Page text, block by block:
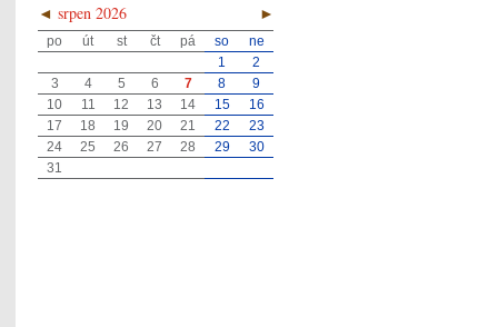
◄ ►
srpen 2026
po út st čt pá so
ne
1
2
3
4 5 6 7 8
9
10
11 12 13 14 15
16
17
18 19 20 21 22
23
24
25 26 27 28 29
30
31